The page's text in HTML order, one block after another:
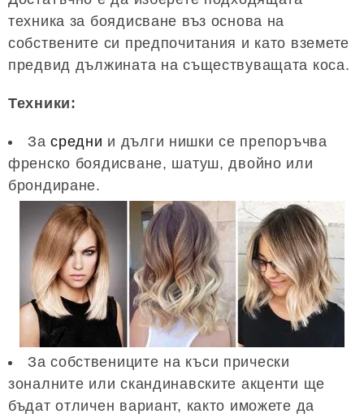
техника за боядисване въз основа на
собствените си предпочитания и като вземете
предвид дължината на съществуващата коса.
Техники:
Засредни и дълги нишки се препоръчва
френско боядисване, шатуш, двойно или
брондиране.
За собствениците на къси прически
зоналните или скандинавските акценти ще
бъдат отличен вариант, както иможете да